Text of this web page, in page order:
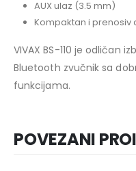
AUX ulaz (3.5 mm)
Kompaktan i prenosiv
VIVAX BS-110 je odličan
Bluetooth zvučnik sa
funkcijama.
POVEZANI